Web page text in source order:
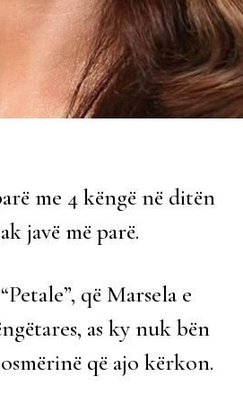
me 4 këngë në ditën
javë më parë.
që Marsela e
as ky nuk bën
që ajo kërkon.